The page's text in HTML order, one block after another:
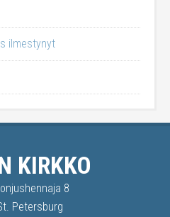
ilmestynyt
KIRKKO
8
Petersburg